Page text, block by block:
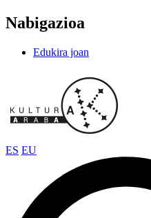
Nabigazioa
Edukira joan
ES EU